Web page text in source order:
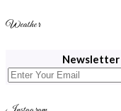
Weather
Newsletter